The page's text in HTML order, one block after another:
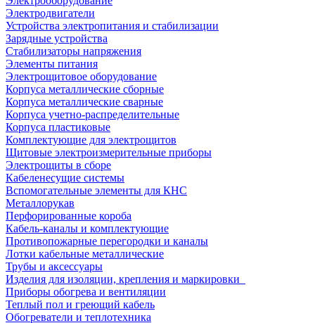
Электродвигатели
Устройства электропитания и стабилизации
Зарядные устройства
Стабилизаторы напряжения
Элементы питания
Электрощитовое оборудование
Корпуса металлические сборные
Корпуса металлические сварные
Корпуса учетно-распределительные
Корпуса пластиковые
Комплектующие для электрощитов
Щитовые электроизмерительные приборы
Электрощиты в сборе
Кабеленесущие системы
Вспомогательные элементы для КНС
Металлорукав
Перфорированные короба
Кабель-каналы и комплектующие
Противопожарные перегородки и каналы
Лотки кабельные металлические
Трубы и аксессуары
Изделия для изоляции, крепления и маркировки
Приборы обогрева и вентиляции
Теплый пол и греющий кабель
Обогреватели и теплотехника